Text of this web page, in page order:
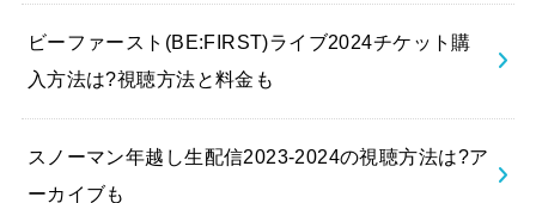
ビーファースト(BE:FIRST)ライブ2024チケット購
入方法は?視聴方法と料金も
スノーマン年越し生配信2023-2024の視聴方法は?ア
ーカイブも